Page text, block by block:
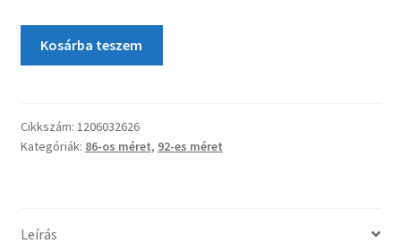
Kosárba teszem
Cikkszám: 1206032626
Kategóriák: 86-os méret, 92-es méret
Leírás